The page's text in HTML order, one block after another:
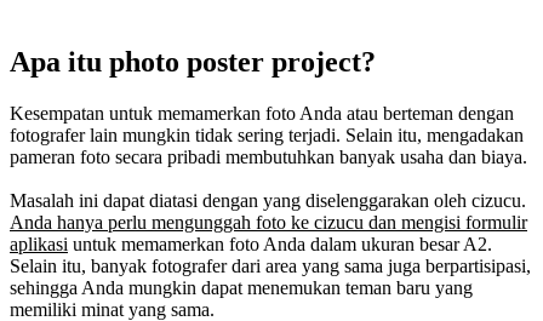
Apa itu photo poster project?
Kesempatan untuk memamerkan foto Anda atau berteman dengan
fotografer lain mungkin tidak sering terjadi. Selain itu, mengadakan
pameran foto secara pribadi membutuhkan banyak usaha dan biaya.
Masalah ini dapat diatasi dengan yang diselenggarakan oleh cizucu.
Anda hanya perlu mengunggah foto ke cizucu dan mengisi formulir
aplikasi untuk memamerkan foto Anda dalam ukuran besar A2.
Selain itu, banyak fotografer dari area yang sama juga berpartisipasi,
sehingga Anda mungkin dapat menemukan teman baru yang
memiliki minat yang sama.